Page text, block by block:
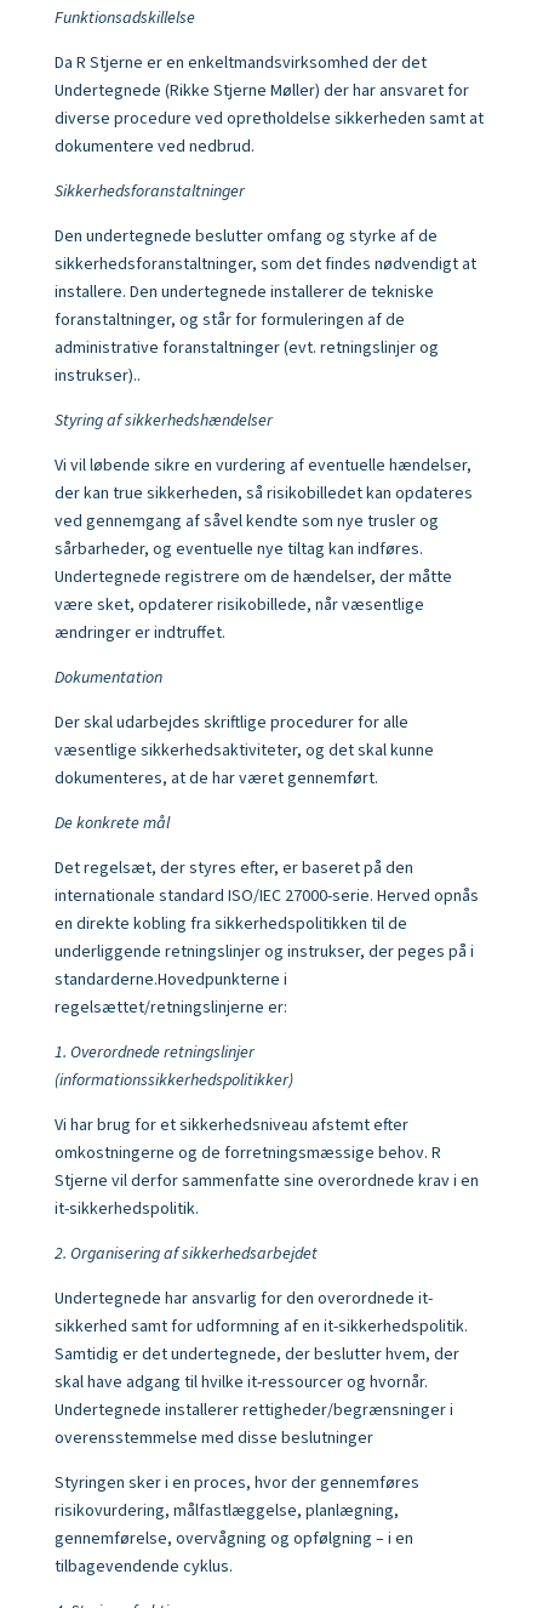
Funktionsadskillelse
Da R Stjerne er en enkeltmandsvirksomhed der det
Undertegnede (Rikke Stjerne Møller) der har ansvaret for
diverse procedure ved opretholdelse sikkerheden samt at
dokumentere ved nedbrud.
Sikkerhedsforanstaltninger
Den undertegnede beslutter omfang og styrke af de
sikkerhedsforanstaltninger, som det findes nødvendigt at
installere. Den undertegnede installerer de tekniske
foranstaltninger, og står for formuleringen af de
administrative foranstaltninger (evt. retningslinjer og
instrukser)..
Styring af sikkerhedshændelser
Vi vil løbende sikre en vurdering af eventuelle hændelser,
der kan true sikkerheden, så risikobilledetkan opdateres
ved gennemgang af såvel kendte som nye trusler og
sårbarheder, og eventuelle nye tiltag kan indføres.
Undertegnede registrere om de hændelser, der måtte
være sket, opdaterer risikobillede, når væsentlige
ændringer er indtruffet.
Dokumentation
Der skal udarbejdes skriftlige procedurer for alle
væsentlige sikkerhedsaktiviteter, og det skal kunne
dokumenteres, at de har været gennemført.
De konkrete mål
Det regelsæt, der styres efter, er baseret på den
internationale standard ISO/IEC 27000-serie. Herved opnås
en direkte kobling fra sikkerhedspolitikken til de
underliggende retningslinjer og instrukser, der peges på i
standarderne.Hovedpunkterne i
regelsættet/retningslinjerne er:
1. Overordnede retningslinjer
(informationssikkerhedspolitikker)
Vi har brug for et sikkerhedsniveau afstemt efter
omkostningerne og de forretningsmæssige behov. R
Stjerne vil derfor sammenfatte sine overordnede krav i en
it-sikkerhedspolitik.
2. Organisering af sikkerhedsarbejdet
Undertegnede har ansvarlig for den overordnede it-
sikkerhed samt for udformning af en it-sikkerhedspolitik.
Samtidig er det undertegnede, der beslutter hvem, der
skal have adgang til hvilke it-ressourcer og hvornår.
Undertegnede installerer rettigheder/begrænsninger i
overensstemmelse med disse beslutninger
Styringen sker i en proces, hvor der gennemføres
risikovurdering, målfastlæggelse, planlægning,
gennemførelse, overvågning og opfølgning – i en
tilbagevendende cyklus.